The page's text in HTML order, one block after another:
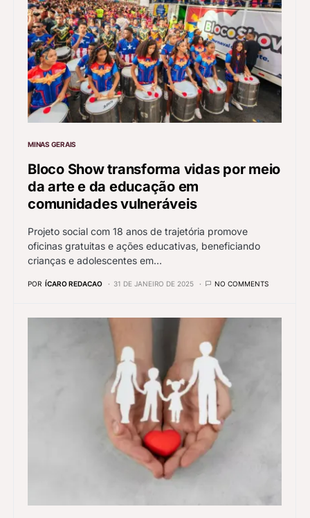
MINAS GERAIS
Bloco Show transforma vidas por meio
da arte e da educação em
comunidades vulneráveis
Projeto social com 18 anos de trajetória promove
oficinas gratuitas e ações educativas, beneficiando
crianças e adolescentes em…
POR ÍCARO REDACAO 31 DE JANEIRO DE 2025 NO COMMENTS